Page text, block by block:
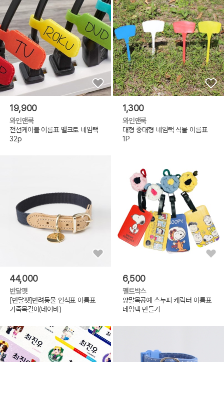
19,900
와인앤쿡
전선케이블 이름표 벨크로 네임택
32p
1,300
와인앤쿡
대형 중대형 네임택 식물 이름표
1P
44,000
반달펫
[반달펫]반려동물 인식표 이름표
가죽목걸이(네이비)
6,500
펠트박스
양말목공예 스누피 캐릭터 이름표
네임택 만들기